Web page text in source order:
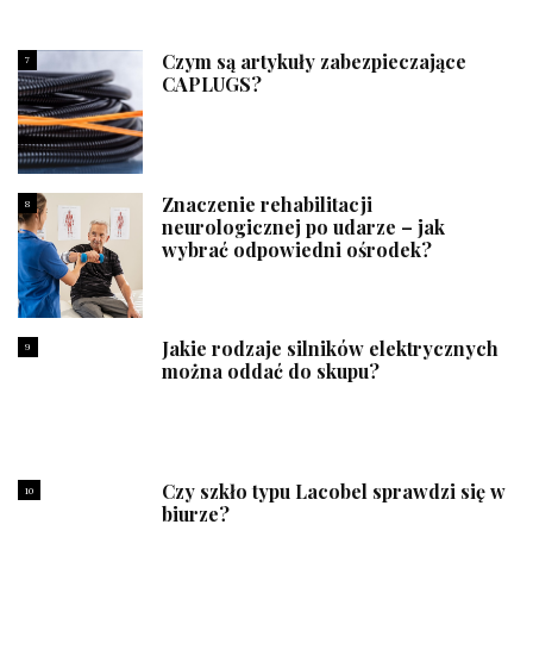
7
Czym są artykuły zabezpieczające
CAPLUGS?
8
Znaczenie rehabilitacji
neurologicznej po udarze – jak
wybrać odpowiedni ośrodek?
9
Jakie rodzaje silników elektrycznych
można oddać do skupu?
10
Czy szkło typu Lacobel sprawdzi się w
biurze?